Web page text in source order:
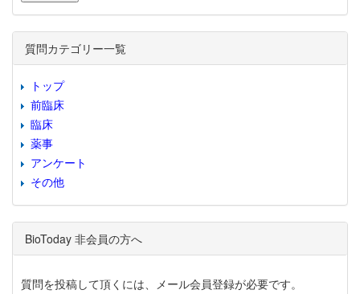
質問カテゴリー一覧
トップ
前臨床
臨床
薬事
アンケート
その他
BioToday 非会員の方へ
質問を投稿して頂くには、メール会員登録が必要です。